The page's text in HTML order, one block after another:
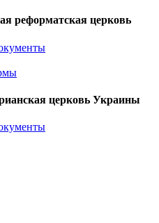
реформатская церковь
церковь Украины